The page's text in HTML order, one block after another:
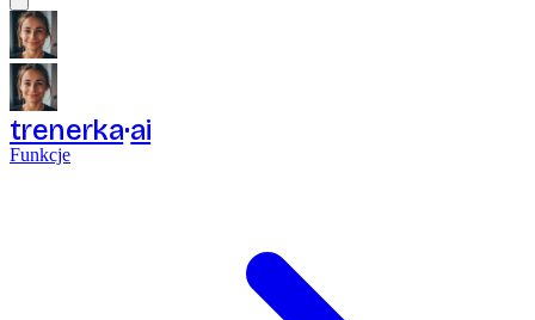
trenerka ai
Funkcje